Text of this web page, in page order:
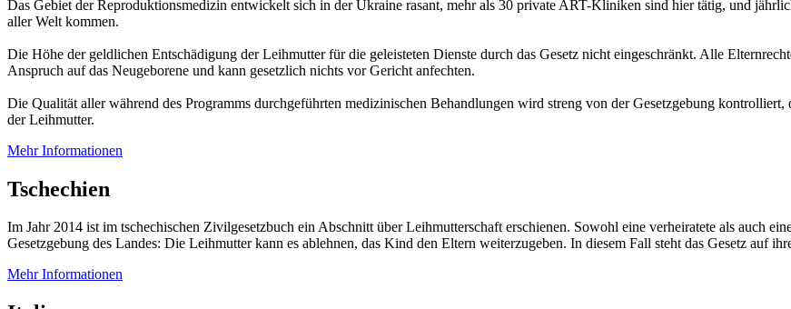
Das Gebiet der Reproduktionsmedizin entwickelt sich in der Ukraine rasant, mehr als 30 private ART-Kliniken sind hier tätig, und
aller Welt kommen.
Die Höhe der geldlichen Entschädigung der Leihmutter für die geleisteten Dienste durch das Gesetz nicht eingeschränkt. Alle
Anspruch auf das Neugeborene und kann gesetzlich nichts vor Gericht anfechten.
Die Qualität aller während des Programms durchgeführten medizinischen Behandlungen wird streng von der Gesetzgebung
der Leihmutter.
Mehr Informationen
Tschechien
Im Jahr 2014 ist im tschechischen Zivilgesetzbuch ein Abschnitt über Leihmutterschaft erschienen. Sowohl eine verheiratete als auch
Gesetzgebung des Landes: Die Leihmutter kann es ablehnen, das Kind den Eltern weiterzugeben. In diesem Fall steht das Gesetz auf
Mehr Informationen